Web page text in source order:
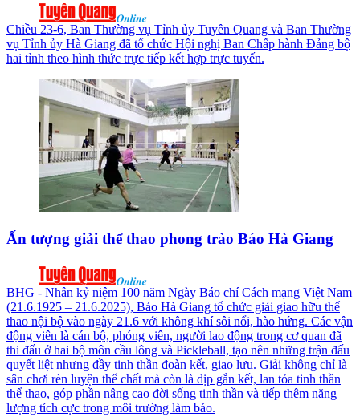
Chiều 23-6, Ban Thường vụ Tỉnh ủy Tuyên Quang và Ban Thường
vụ Tỉnh ủy Hà Giang đã tổ chức Hội nghị Ban Chấp hành Đảng bộ
hai tỉnh theo hình thức trực tiếp kết hợp trực tuyến.
Ấn tượng giải thể thao phong trào Báo Hà Giang
BHG - Nhân kỷ niệm 100 năm Ngày Báo chí Cách mạng Việt Nam
(21.6.1925 – 21.6.2025), Báo Hà Giang tổ chức giải giao hữu thể
thao nội bộ vào ngày 21.6 với không khí sôi nổi, hào hứng. Các vận
động viên là cán bộ, phóng viên, người lao động trong cơ quan đã
thi đấu ở hai bộ môn cầu lông và Pickleball, tạo nên những trận đấu
quyết liệt nhưng đầy tinh thần đoàn kết, giao lưu. Giải không chỉ là
sân chơi rèn luyện thể chất mà còn là dịp gắn kết, lan tỏa tinh thần
thể thao, góp phần nâng cao đời sống tinh thần và tiếp thêm năng
lượng tích cực trong môi trường làm báo.